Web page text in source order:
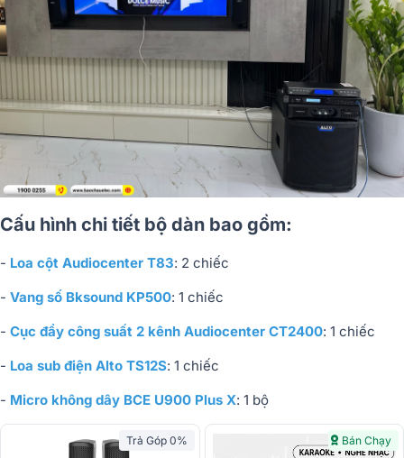
Cấu hình chi tiết bộ dàn bao gồm:
- Loa cột Audiocenter T83: 2 chiếc
- Vang số Bksound KP500: 1 chiếc
- Cục đẩy công suất 2 kênh Audiocenter CT2400: 1 chiếc
- Loa sub điện Alto TS12S: 1 chiếc
- Micro không dây BCE U900 Plus X: 1 bộ
Trả Góp 0% Bán Chạy